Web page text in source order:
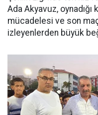
Ada Akyavuz,
mücadelesi ve son
izleyenlerden büyük